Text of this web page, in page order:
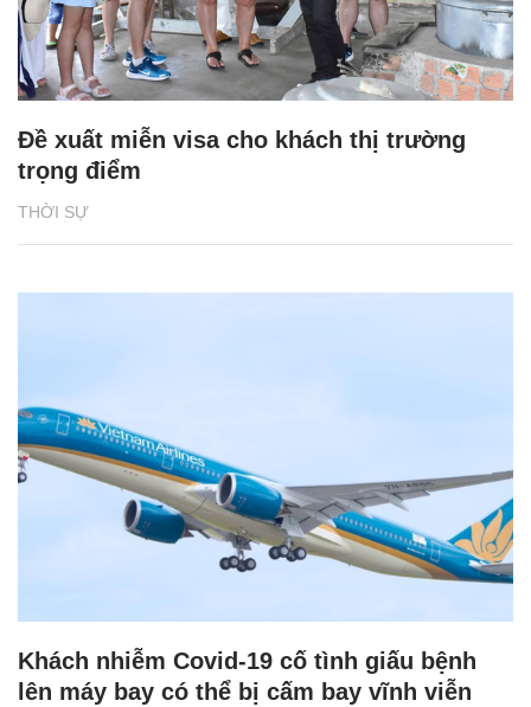
THỜI SỰ
Đề xuất miễn visa cho khách thị trường
trọng điểm
Khách nhiễm Covid-19 cố tình giấu bệnh
lên máy bay có thể bị cấm bay vĩnh viễn